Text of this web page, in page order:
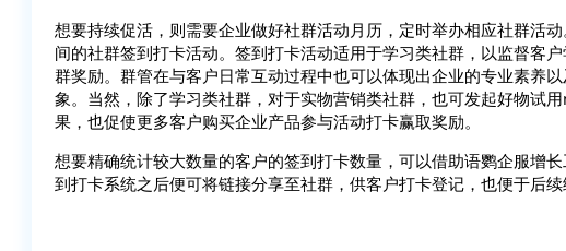
想要持续促活，则需要企业做好社群活动月历，定时举办相应社群
间的社群签到打卡活动。签到打卡活动适用于学习类社群，以监督客
群奖励。群管在与客户日常互动过程中也可以体现出企业的专业素养
象。当然，除了学习类社群，对于实物营销类社群，也可发起好物试
果，也促使更多客户购买企业产品参与活动打卡赢取奖励。
想要精确统计较大数量的客户的签到打卡数量，可以借助语鹦企服增
到打卡系统之后便可将链接分享至社群，供客户打卡登记，也便于后续